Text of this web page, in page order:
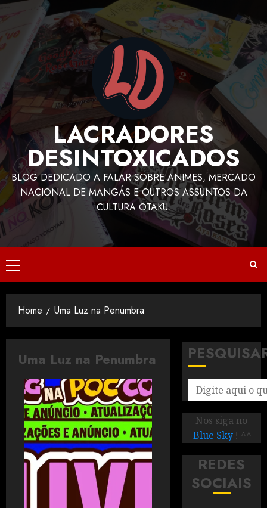
LACRADORES
DESINTOXICADOS
BLOG DEDICADO A FALAR SOBRE ANIMES, MERCADO
NACIONAL DE MANGÁS E OUTROS ASSUNTOS DA
CULTURA OTAKU.
Home Uma Luz na Penumbra
Uma Luz na Penumbra
Nos siga no
Blue Sky ! ^^
REDES
SOCIAIS